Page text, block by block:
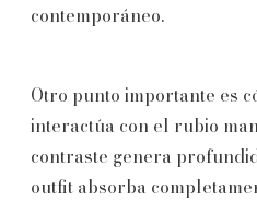
contemporáneo.
Otro punto importante es
interactúa con el rubio
contraste genera
outfit absorba